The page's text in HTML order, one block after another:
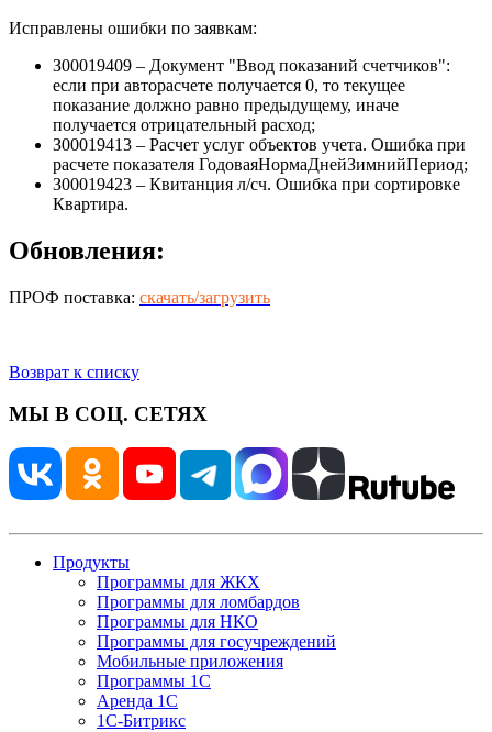
Исправлены ошибки по заявкам:
З00019409 – Документ "Ввод показаний счетчиков":
если при авторасчете получается 0, то текущее
показание должно равно предыдущему, иначе
получается отрицательный расход;
З00019413 – Расчет услуг объектов учета. Ошибка при
расчете показателя ГодоваяНормаДнейЗимнийПериод;
З00019423 – Квитанция л/сч. Ошибка при сортировке
Квартира.
Обновления:
ПРОФ поставка: скачать/загрузить
Возврат к списку
МЫ В СОЦ. СЕТЯХ
Продукты
Программы для ЖКХ
Программы для ломбардов
Программы для НКО
Программы для госучреждений
Мобильные приложения
Программы 1С
Аренда 1С
1С-Битрикс